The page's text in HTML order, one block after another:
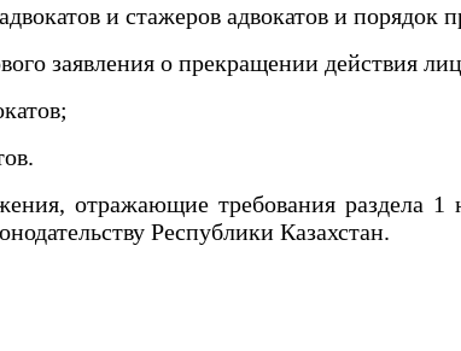
и стажеров адвокатов и порядок
заявления о прекращении действия
отражающие требования раздела 1
Республики Казахстан.